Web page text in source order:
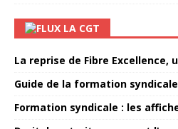
LA CGT
La reprise de Fibre Excellence,
Guide de la formation syndicale
Formation syndicale : les